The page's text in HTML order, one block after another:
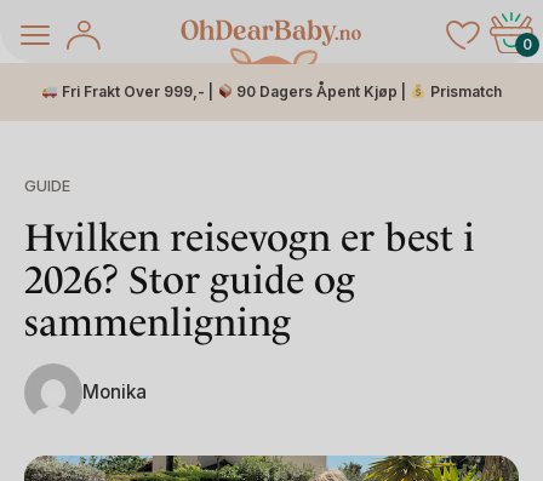
0
Fri Frakt Over 999,- | 90 Dagers Åpent Kjøp | Prismatch
Salg
GUIDE
Hvilken reisevogn er best i
2026? Stor guide og
sammenligning
Monika